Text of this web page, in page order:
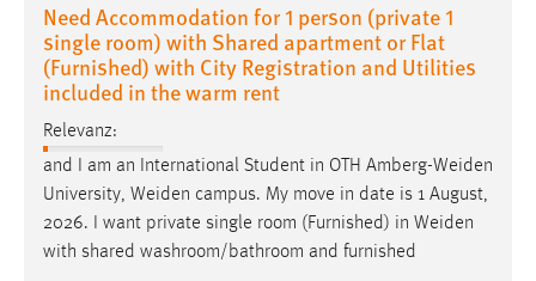
Need Accommodation for 1 person (private 1
single room) with Shared apartment or Flat
(Furnished) with City Registration and Utilities
included in the warm rent
Relevanz:
and I am an International Student in OTH Amberg-Weiden
University, Weiden campus. My move in date is 1 August,
2026. I want private single room (Furnished) in Weiden
with shared washroom/bathroom and furnished